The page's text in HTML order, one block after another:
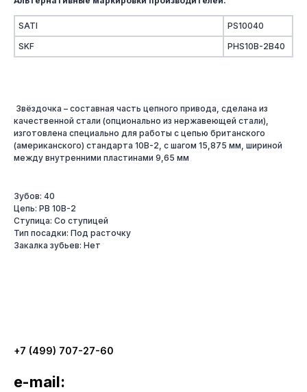
SATI
PS10040
SKF
PHS10B-2B40
Звёздочка – составная часть цепного привода, сделана из
качественной стали (опционально из нержавеющей стали),
изготовлена специально для работы с цепью британского
(американского) стандарта 10B-2, с шагом 15,875 мм, шириной
между внутренними пластинами 9,65 мм
Зубов: 40
Цепь: PB 10B-2
Ступица: Со ступицей
Тип посадки: Под расточку
Закалка зубьев: Нет
+7 (499) 707-27-60
e-mail: